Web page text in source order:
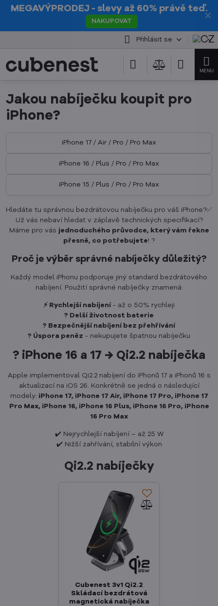
✕
MEGAVÝPRODEJ - slevy až 60% právě teď.
NAKUPOVAT
Přihlásit se
Jakou nabíječku koupit pro
iPhone?
iPhone 17 / Air / Pro / Pro Max
iPhone 16 / Plus / Pro / Pro Max
iPhone 15 / Plus / Pro / Pro Max
Hledáte tu správnou bezdrátovou nabíječku pro váš iPhone?✅
Už vás nebaví hledat v záplavě technických specifikací?
Máme pro vás jednoduchého průvodce, který vám řekne
přesně, co potřebujete! ?
Proč je výběr správné nabíječky důležitý?
Každý model iPhonu podporuje jiný standard bezdrátového
nabíjení. Použití správné nabíječky znamená:
⚡ Rychlejší nabíjení - až o 50% rychleji
? Delší životnost baterie
?️ Bezpečnější nabíjení bez přehřívání
? Úspora peněz - nekupujete špatnou nabíječku
? iPhone 16 a 17 → Qi2.2 nabíječka
Apple implementoval Qi2.2 nabíjení do iPhonů 17 a iPhonů 16 s
aktualizací na iOS 26. Konkrétně se jedná o následující
modely: iPhone 17, iPhone 17 Air, iPhone 17 Pro, iPhone 17
Pro Max, iPhone 16, iPhone 16 Plus, iPhone 16 Pro, iPhone
16 Pro Max
✔️ Nejrychlejší nabíjení – až 25 W
✔️ Nižší zahřívání, stabilní výkon
Qi2.2 nabíječky
Cubenest 3v1 Qi2.2
Skládací bezdrátová
magnetická nabíječka